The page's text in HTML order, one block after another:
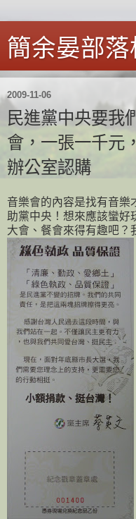
簡余晏部落
2009-11-06
民進黨中央要我
會，一張一千元
辦公室認購
音樂會的內容是找有音樂
助黨中央！想來應該蠻好
大會、餐會來得有趣吧？